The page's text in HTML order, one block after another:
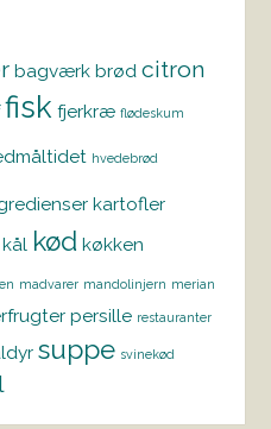
bagværk brød citron
fisk fjerkræ flødeskum
hvedebrød
kartofler
kål kød køkken
madvarer mandolinjern merian
persille restauranter
suppe svinekød